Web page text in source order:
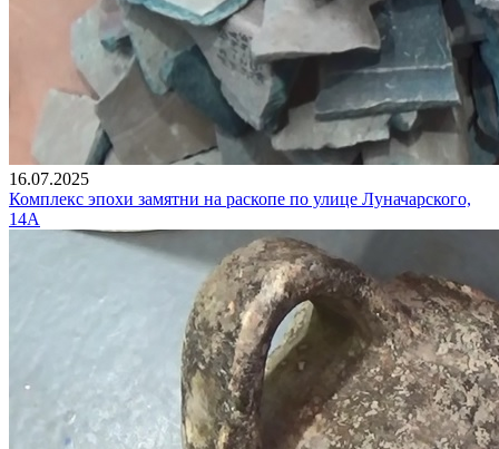
16.07.2025
Комплекс эпохи замятни на раскопе по улице Луначарского,
14А